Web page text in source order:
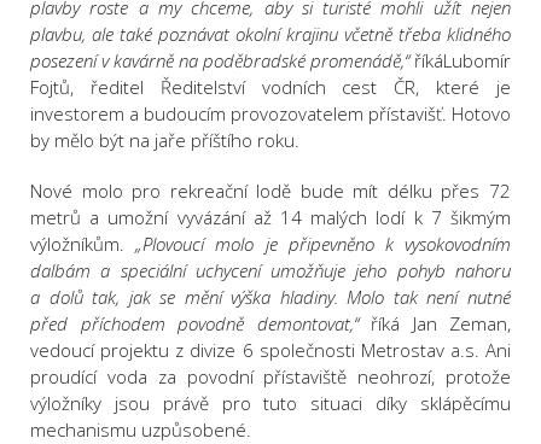
plavby roste a my chceme, aby si turisté mohli užít nejen
plavbu, ale také poznávat okolní krajinu včetně třeba klidného
posezení v kavárně na poděbradské promenádě,“říkáLubomír
Fojtů, ředitel Ředitelství vodních cest ČR, které je
investorem a budoucím provozovatelem přístavišť. Hotovo
by mělo být na jaře příštího roku.
Nové molo pro rekreační lodě bude mít délku přes 72
metrů a umožní vyvázání až 14 malých lodí k 7 šikmým
výložníkům.„Plovoucí molo je připevněno k vysokovodním
dalbám a speciální uchycení umožňuje jeho pohyb nahoru
a dolů tak, jak se mění výška hladiny. Molo tak není nutné
před příchodem povodně demontovat,“říká Jan Zeman,
vedoucí projektu z divize 6 společnosti Metrostav a.s. Ani
proudící voda za povodní přístaviště neohrozí, protože
výložníky jsou právě pro tuto situaci díky sklápěcímu
mechanismu uzpůsobené.